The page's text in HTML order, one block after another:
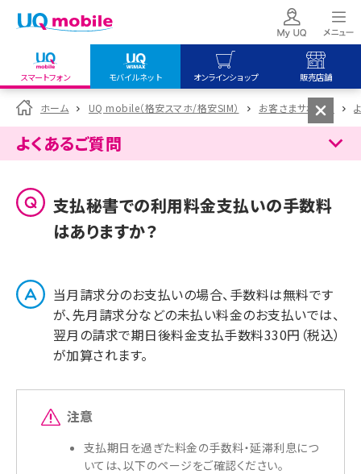
スマートフォン モバイルネット オンラインショップ 販売店舗
my UQ WiMAX
UQ WiMAX ご契約の方
My UQ mobile
UQ mobile
データチャージサイト
UQ mobile
オンラインショップ
UQ WiMAX
UQ mobile
販売店舗
UQ WiMAX
ホーム UQ mobile（格安スマホ/格安SIM） お客さまサポート
よくあるご質問
支払秘書での利用料金支払いの手数料
はありますか？
当月請求分のお支払いの場合、手数料は無料です
が、先月請求分などの未払い料金のお支払いでは、
翌月の請求で期日後料金支払手数料330円（税込）
が加算されます。
注意
支払期日を過ぎた料金の手数料・延滞利息につ
いては、以下のページをご確認ください。